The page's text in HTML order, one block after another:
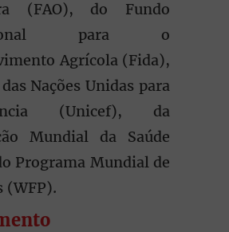
(FAO), do Fundo
para o
Agrícola (Fida),
Nações Unidas para
(Unicef), da
Mundial da Saúde
Programa Mundial de
(WFP).